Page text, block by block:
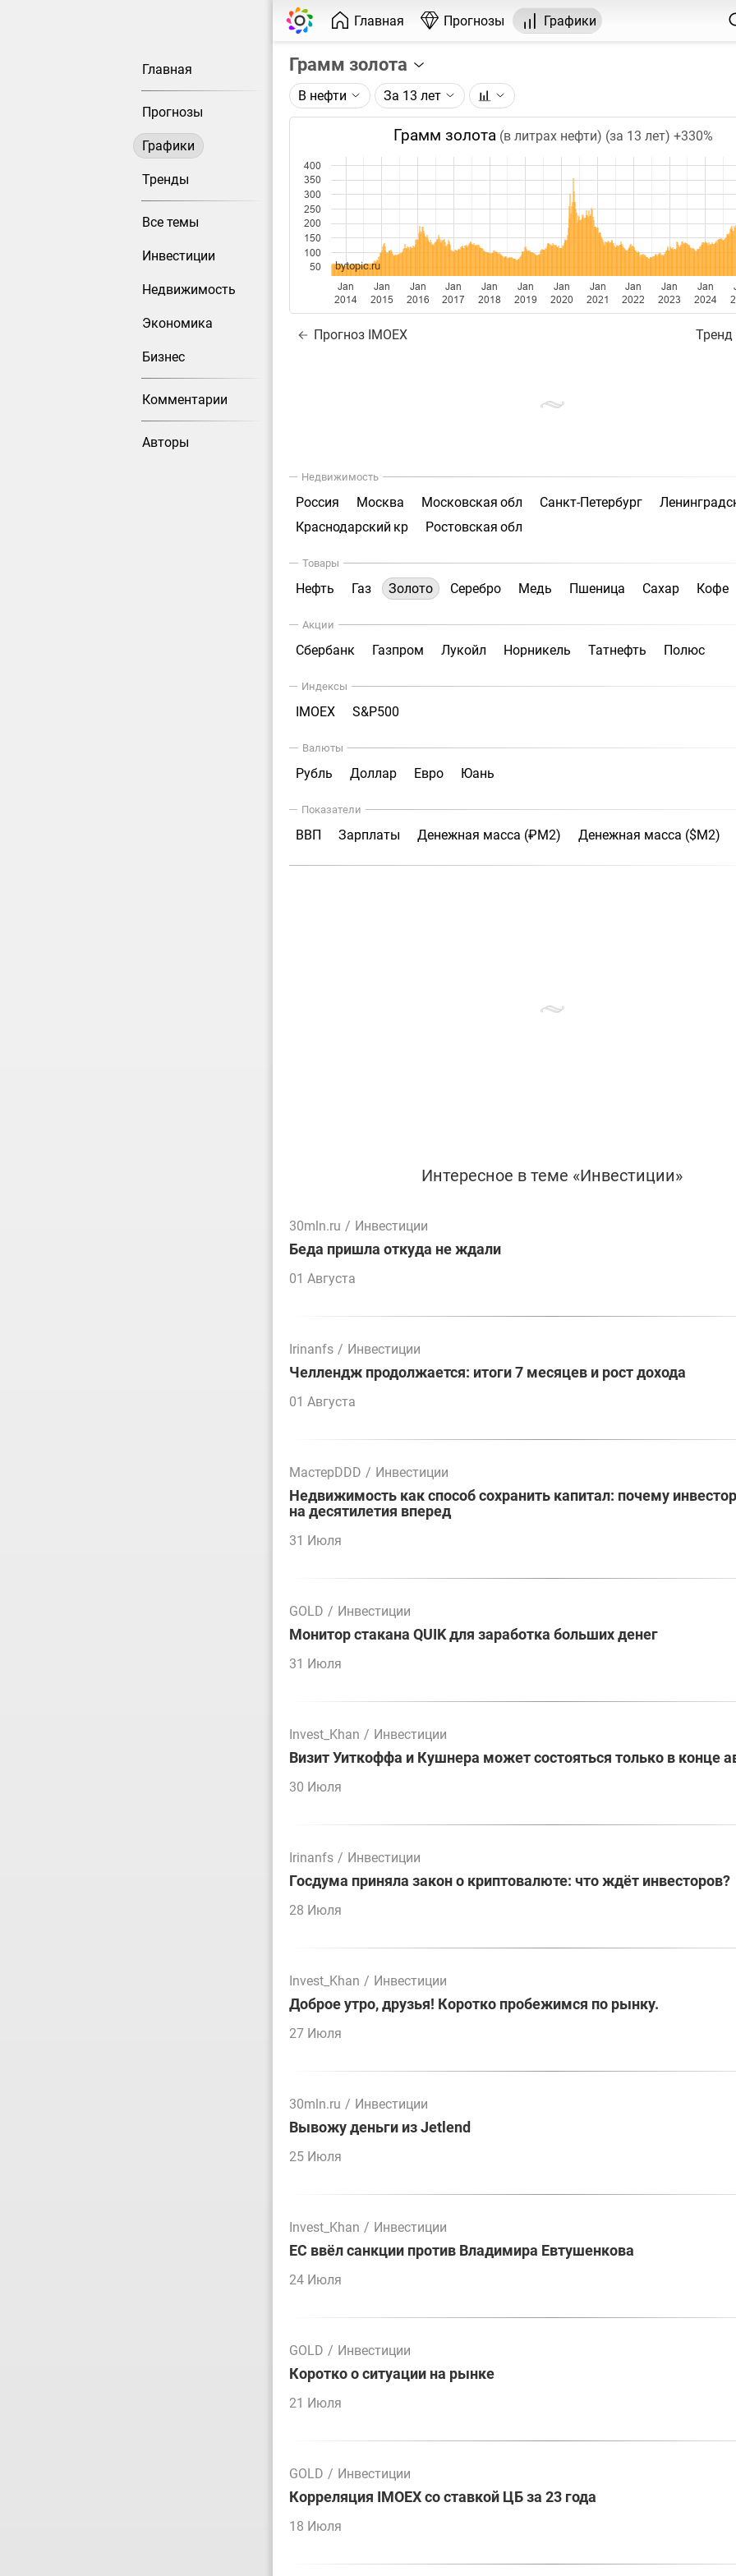
Главная Прогнозы Графики
Главная
Прогнозы
Графики
Тренды
Все темы
Инвестиции
Недвижимость
Экономика
Бизнес
Комментарии
Авторы
Грамм золота
Описание графика:
Цена фьючерса на золото, торгуемого на ICE.
Каждая точка на графике - цена закрытия дня, недели или месяца.
Оптимальный таймфрейм (день, неделя, месяц) подбирается
при изменении глубины графика.
Данные добавляются ежедневно.
В нефти За 13 лет
Грамм золота (в литрах нефти) (за 13 лет) +330%
Jan
2014
Jan
2015
Jan
2016
Jan
2017
Jan
2018
Jan
2019
Jan
2020
Jan
2021
Jan
2022
Jan
2023
Jan
2024
50
100
150
200
250
300
350
400
bytopic.ru
Прогноз IMOEX Тренд
Недвижимость
Россия Москва Московская обл Санкт-Петербург
Краснодарский кр
Ростовская обл
Товары
Нефть Газ Золото Серебро Медь Пшеница Сахар Кофе
Акции
Сбербанк Газпром Лукойл Норникель Татнефть Полюс
Индексы
IMOEX S&P500
Валюты
Рубль Доллар Евро Юань
Показатели
ВВП Зарплаты Денежная масса (₽М2) Денежная масса ($М2)
Интересное в теме «Инвестиции»
30mln.ru / Инвестиции
Беда пришла откуда не ждали
01 Августа
Irinanfs / Инвестиции
Челлендж продолжается: итоги 7 месяцев и рост дохода
01 Августа
МастерDDD / Инвестиции
Недвижимость как способ сохранить капитал: почему
на десятилетия вперед
31 Июля
GOLD / Инвестиции
Монитор стакана QUIK для заработка больших денег
31 Июля
Invest_Khan / Инвестиции
Визит Уиткоффа и Кушнера может состояться только в конце
30 Июля
Irinanfs / Инвестиции
Госдума приняла закон о криптовалюте: что ждёт инвесторов?
28 Июля
Invest_Khan / Инвестиции
Доброе утро, друзья! Коротко пробежимся по рынку.
27 Июля
30mln.ru / Инвестиции
Вывожу деньги из Jetlend
25 Июля
Invest_Khan / Инвестиции
ЕС ввёл санкции против Владимира Евтушенкова
24 Июля
GOLD / Инвестиции
Коротко о ситуации на рынке
21 Июля
GOLD / Инвестиции
Корреляция IMOEX со ставкой ЦБ за 23 года
18 Июля